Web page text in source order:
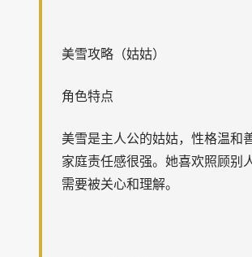
美雪攻略（姑姑）
角色特点
美雪是主人公的姑姑，性格温和
家庭责任感很强。她喜欢照顾别
需要被关心和理解。